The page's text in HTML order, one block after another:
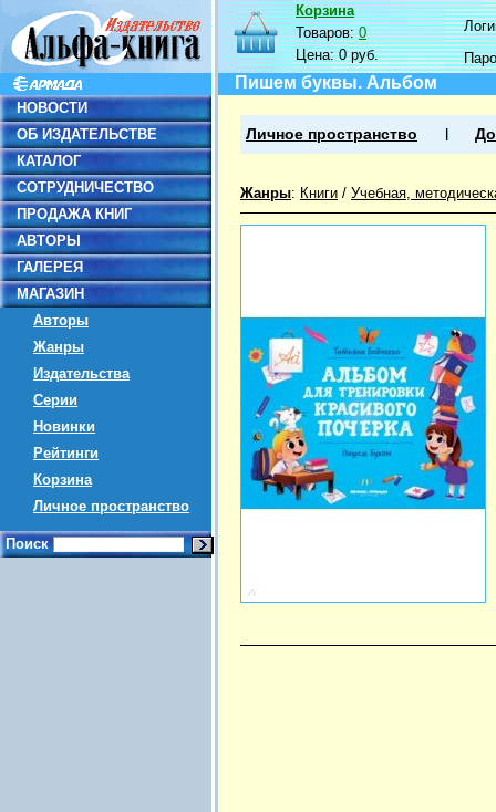
НОВОСТИ
ОБ ИЗДАТЕЛЬСТВЕ
КАТАЛОГ
СОТРУДНИЧЕСТВО
ПРОДАЖА КНИГ
АВТОРЫ
ГАЛЕРЕЯ
МАГАЗИН
Авторы
Жанры
Издательства
Серии
Новинки
Рейтинги
Корзина
Личное пространство
Поиск
Корзина
Товаров:0
Цена:0 руб.
Пишем буквы. Альбом
Личное пространство
Жанры: Книги / Учебная,